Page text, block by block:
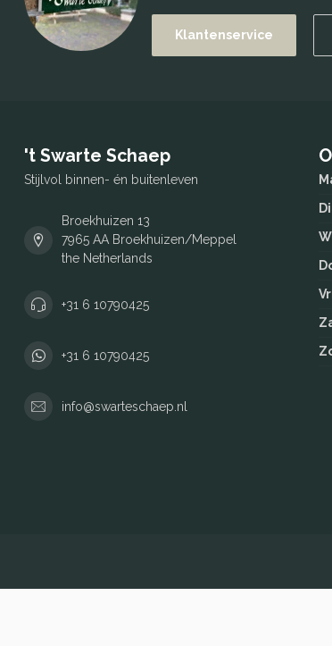
Klantenservice
't Swarte Schaep
Stijlvol binnen- én buitenleven
Broekhuizen 13
7965 AA Broekhuizen/Meppel
the Netherlands
+31 6 10790425
+31 6 10790425
info@swarteschaep.nl